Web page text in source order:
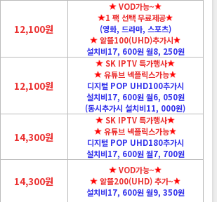
12,100원
VOD가능~
1 팩 선택 무료제공
(영화, 드라마, 스포츠)
알뜰100(UHD)추가시
설치비17, 600원 월8, 250원
12,100원
SK IPTV 특가행사
유튜브 넥플릭스가능
디지털 POP UHD100추가시
설치비17, 600원 월6, 050원
(동시추가시 설치비11, 000원)
14,300원
SK IPTV 특가행사
유튜브 넥플릭스가능
디지털 POP UHD180추가시
설치비17, 600원 월7, 700원
14,300원
VOD가능~
알뜰200(UHD) 추가~
설치비17, 600원 월9, 350원